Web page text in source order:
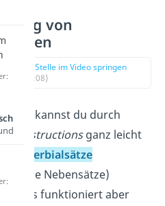
von
zur Stelle im Video springen
(01:08)
kannst du durch
constructionsganz leicht
Adverbialsätze
Nebensätze)
Das funktioniert aber